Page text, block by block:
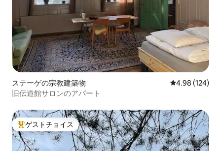
ステーゲの宗教建築物 レビュー124
4.98 (124)
旧伝道館サロンのアパート
大好評のゲストチョイスです。
ゲストチョイス